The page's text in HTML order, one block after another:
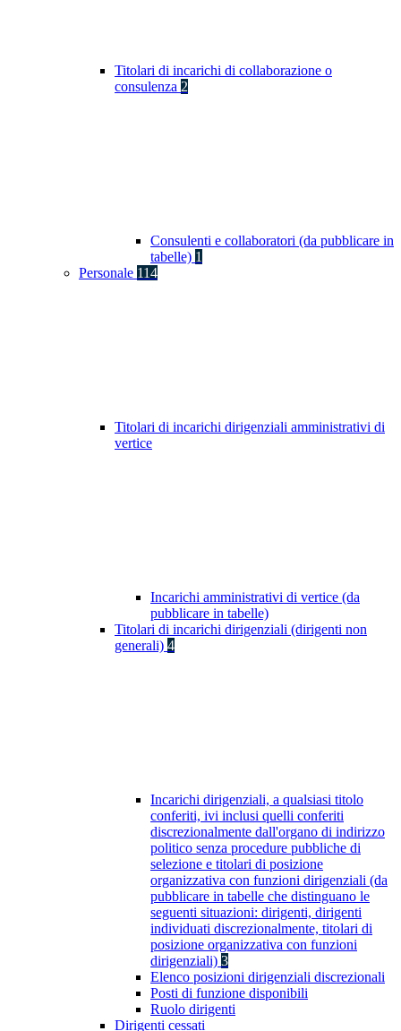
Titolari di incarichi di collaborazione o
consulenza 2
Consulenti e collaboratori (da pubblicare in
tabelle) 1
Personale 114
Titolari di incarichi dirigenziali amministrativi di
vertice
Incarichi amministrativi di vertice (da
pubblicare in tabelle)
Titolari di incarichi dirigenziali (dirigenti non
generali) 4
Incarichi dirigenziali, a qualsiasi titolo
conferiti, ivi inclusi quelli conferiti
discrezionalmente dall'organo di indirizzo
politico senza procedure pubbliche di
selezione e titolari di posizione
organizzativa con funzioni dirigenziali (da
pubblicare in tabelle che distinguano le
seguenti situazioni: dirigenti, dirigenti
individuati discrezionalmente, titolari di
posizione organizzativa con funzioni
dirigenziali) 3
Elenco posizioni dirigenziali discrezionali
Posti di funzione disponibili
Ruolo dirigenti
Dirigenti cessati